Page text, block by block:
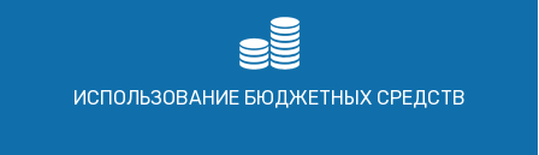
ИСПОЛЬЗОВАНИЕ БЮДЖЕТНЫХ СРЕДСТВ